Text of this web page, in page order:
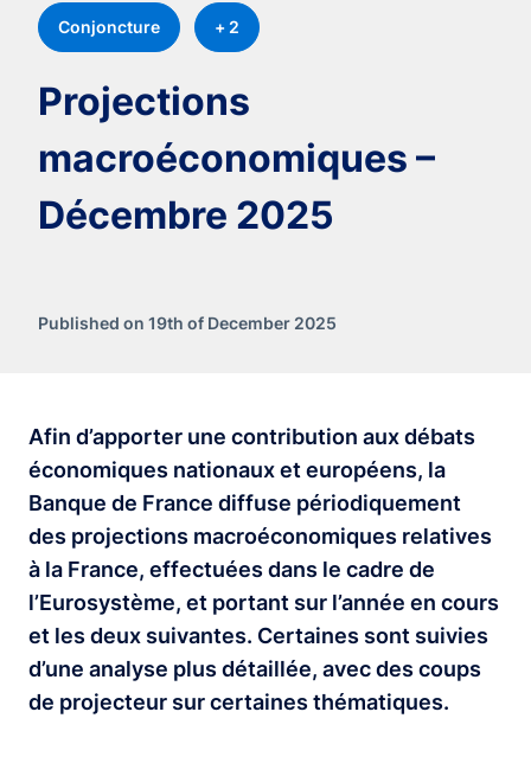
Conjoncture + 2
Projections
macroéconomiques –
Décembre 2025
Published on 19th of December 2025
Afin d’apporter une contribution aux débats
économiques nationaux et européens, la
Banque de France diffuse périodiquement
des projections macroéconomiques relatives
à la France, effectuées dans le cadre de
l’Eurosystème, et portant sur l’année en cours
et les deux suivantes. Certaines sont suivies
d’une analyse plus détaillée, avec des coups
de projecteur sur certaines thématiques.